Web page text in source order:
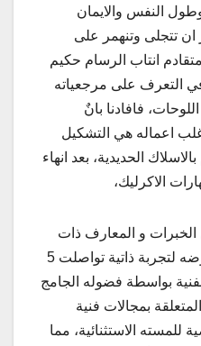
النفس والايمان
ان تتجلى وتنهمر على
انتاب الرسام حكيم
التعرف على مرجعياته
فافادنا بانٌ
اعماله هي التشكيل
الحديدية، بعد انهاء
الاكرليك،
الخبرات و المعارف ذات
العلاقة بالنحت على مدى خوضه لتجربة ذاتية تواصلت 5
بواسطة فضوله الجامج
بمجالات فنية
الاستثنائية، مما